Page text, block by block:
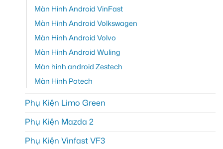
Màn Hình Android VinFast
Màn Hình Android Volkswagen
Màn Hình Android Volvo
Màn Hình Android Wuling
Màn hình android Zestech
Màn Hình Potech
Phụ Kiện Limo Green
Phụ Kiện Mazda 2
Phụ Kiện Vinfast VF3